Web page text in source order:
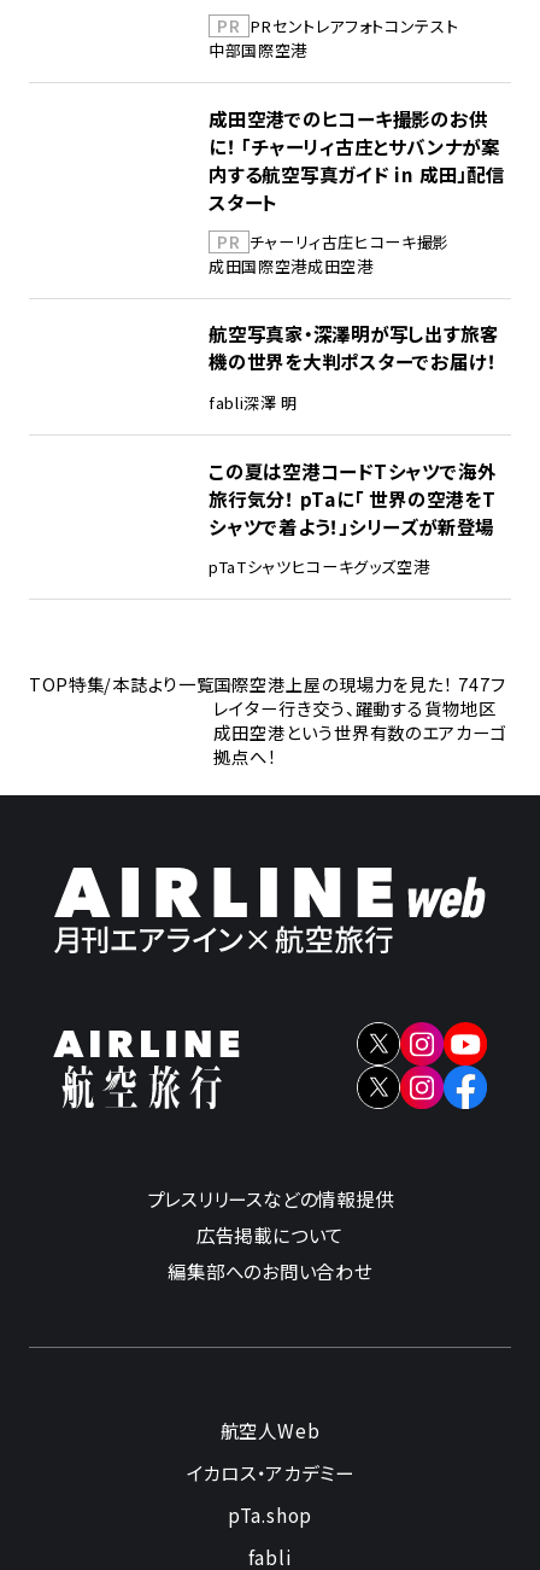
PR PRセントレアフォトコンテスト
中部国際空港
成田空港でのヒコーキ撮影のお供
に！ 「チャーリィ古庄とサバンナが案
内する航空写真ガイド in 成田」配信
スタート
PR チャーリィ古庄ヒコーキ撮影
成田国際空港成田空港
航空写真家・深澤明が写し出す旅客
機の世界を大判ポスターでお届け！
fabli深澤 明
この夏は空港コードTシャツで海外
旅行気分！ pTaに「 世界の空港をT
シャツで着よう！」シリーズが新登場
pTaTシャツヒコーキグッズ空港
TOP特集/本誌より一覧国際空港上屋の現場力を見た！ 747フ
レイター行き交う、躍動する貨物地区
成田空港という世界有数のエアカーゴ
拠点へ！
プレスリリースなどの情報提供
広告掲載について
編集部へのお問い合わせ
航空人Web
イカロス・アカデミー
pTa.shop
fabli